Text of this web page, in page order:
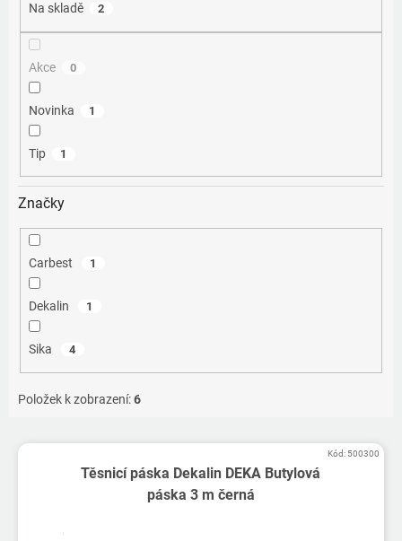
Na skladě 2
Akce 0
Novinka 1
Tip 1
Značky
Carbest 1
Dekalin 1
Sika 4
Položek k zobrazení:6
Těsnicí páska Dekalin DEKA Butylová
páska 3 m černá
Kód: 500300